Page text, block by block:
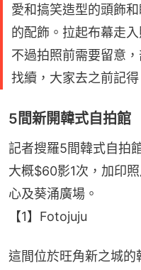
愛和搞笑造型的頭飾
的配飾。拉起布幕走
不過拍照前需要留意
找續，大家去之前記得
5間新開韓式自拍
記者搜羅5間韓式自拍
大概$60影1次，加印
心及葵涌廣場。
【1】Fotojuju
這間位於旺角新之城